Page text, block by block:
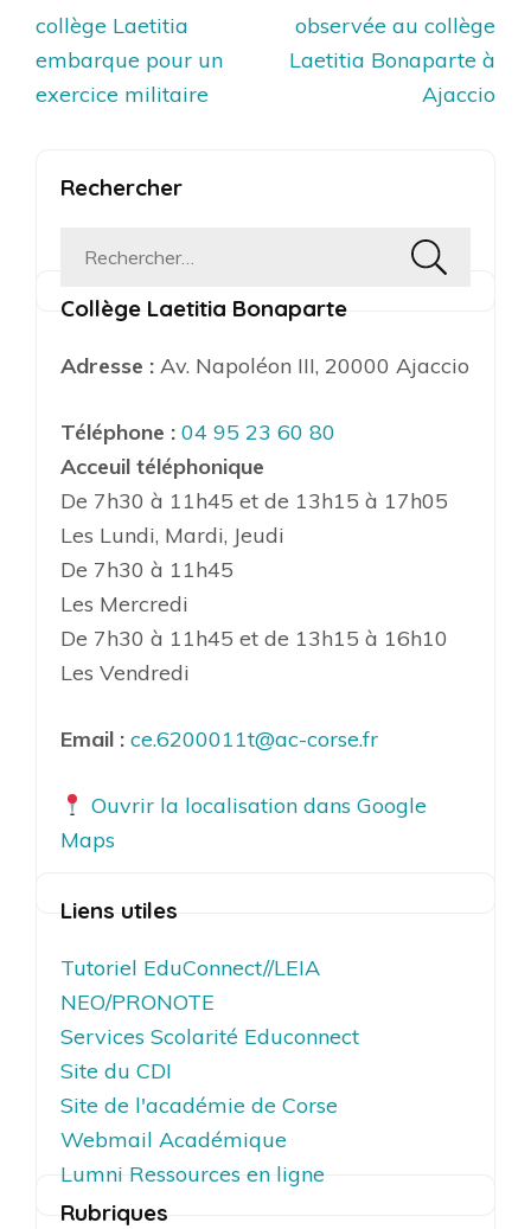
de
l’article
collège Laetitia
embarque pour un
exercice militaire
observée au collège
Laetitia Bonaparte à
Ajaccio
Rechercher
Rechercher :
Collège Laetitia Bonaparte
Adresse : Av. Napoléon III, 20000 Ajaccio
Téléphone : 04 95 23 60 80
Acceuil téléphonique
De 7h30 à 11h45 et de 13h15 à 17h05
Les Lundi, Mardi, Jeudi
De 7h30 à 11h45
Les Mercredi
De 7h30 à 11h45 et de 13h15 à 16h10
Les Vendredi
Email : ce.6200011t@ac-corse.fr
Ouvrir la localisation dans Google
Maps
Liens utiles
Tutoriel EduConnect//LEIA
NEO/PRONOTE
Services Scolarité Educonnect
Site du CDI
Site de l'académie de Corse
Webmail Académique
Lumni Ressources en ligne
Rubriques